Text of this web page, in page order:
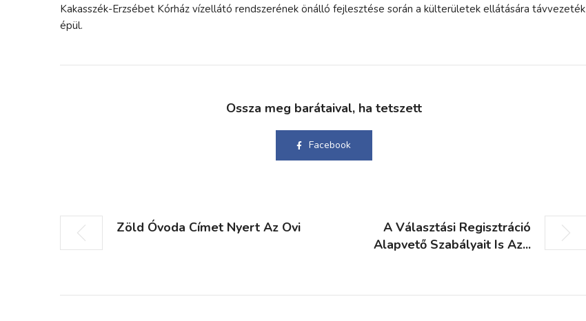
Kakasszék-Erzsébet Kórház vízellátó rendszerének önálló fejlesztése során a külterületek ellátására távvezeték
épül.
Ossza meg barátaival, ha tetszett
Facebook
Zöld Óvoda Címet Nyert Az Ovi
A Választási Regisztráció
Alapvető Szabályait Is Az...